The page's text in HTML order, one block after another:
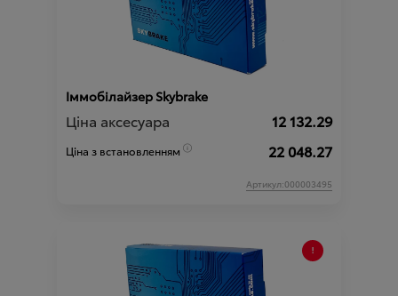
Іммобілайзер Skybrake
Ціна аксесуара 12 132.29
Ціна з встановленням 22 048.27
Артикул:000003495